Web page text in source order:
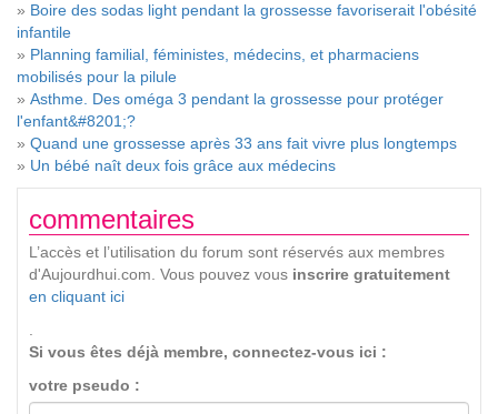
» Boire des sodas light pendant la grossesse favoriserait l'obésité
infantile
» Planning familial, féministes, médecins, et pharmaciens
mobilisés pour la pilule
» Asthme. Des oméga 3 pendant la grossesse pour protéger
l'enfant&#8201;?
» Quand une grossesse après 33 ans fait vivre plus longtemps
» Un bébé naît deux fois grâce aux médecins
commentaires
L’accès et l’utilisation du forum sont réservés aux membres
d'Aujourdhui.com. Vous pouvez vous inscrire gratuitement
en cliquant ici
.
Si vous êtes déjà membre, connectez-vous ici :
votre pseudo :